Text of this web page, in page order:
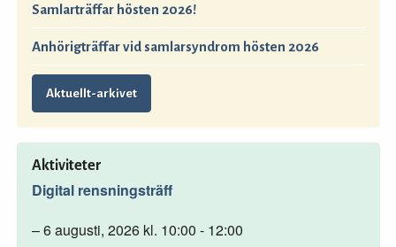
Samlarträffar hösten 2026!
Anhörigträffar vid samlarsyndrom hösten 2026
Aktuellt-arkivet
Aktiviteter
Digital rensningsträff
– 6 augusti, 2026 kl. 10:00 - 12:00